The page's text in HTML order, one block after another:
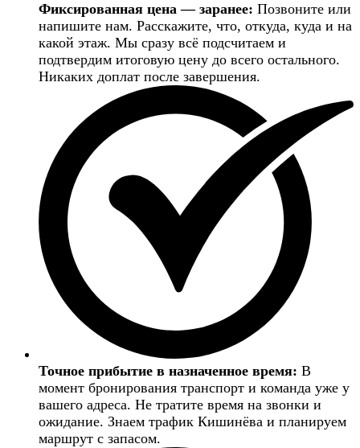
Фиксированная цена — заранее: Позвоните или
напишите нам. Расскажите, что, откуда, куда и на
какой этаж. Мы сразу всё подсчитаем и
подтвердим итоговую цену до всего остального.
Никаких доплат после завершения.
Точное прибытие в назначенное время: В
момент бронирования транспорт и команда уже у
вашего адреса. Не тратите время на звонки и
ожидание. Знаем трафик Кишинёва и планируем
маршрут с запасом.